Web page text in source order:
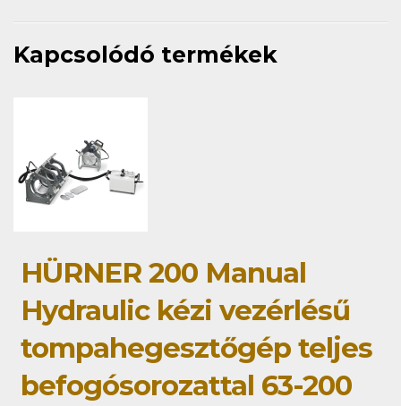
Kapcsolódó termékek
HÜRNER 200 Manual
Hydraulic kézi vezérlésű
tompahegesztőgép teljes
befogósorozattal 63-200